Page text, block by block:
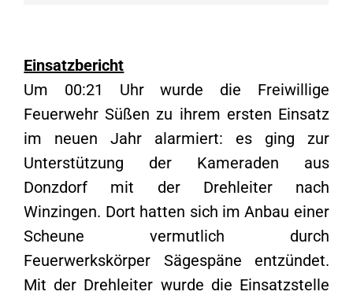
Einsatzbericht
Um 00:21 Uhr wurde die Freiwillige
Feuerwehr Süßen zu ihrem ersten Einsatz
im neuen Jahr alarmiert: es ging zur
Unterstützung der Kameraden aus
Donzdorf mit der Drehleiter nach
Winzingen. Dort hatten sich im Anbau einer
Scheune vermutlich durch
Feuerwerkskörper Sägespäne entzündet.
Mit der Drehleiter wurde die Einsatzstelle